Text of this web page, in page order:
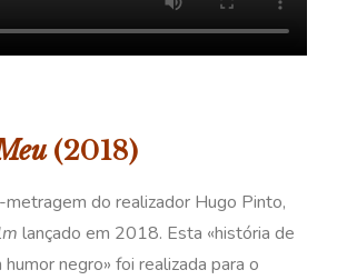
(2018)
metragem do realizador Hugo Pinto,
lançado em 2018. Esta «história de
humor negro» foi realizada para o